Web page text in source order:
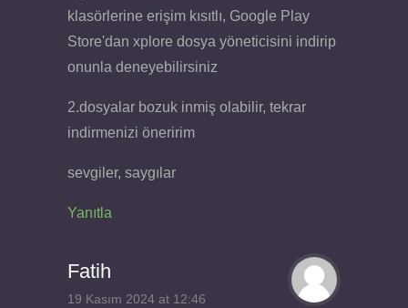
klasörlerine erişim kısıtlı, Google Play
Store'dan xplore dosya yöneticisini indirip
onunla deneyebilirsiniz
2.dosyalar bozuk inmiş olabilir, tekrar
indirmenizi öneririm
sevgiler, saygılar
Yanıtla
Fatih
19 Kasım 2024 at 12:46